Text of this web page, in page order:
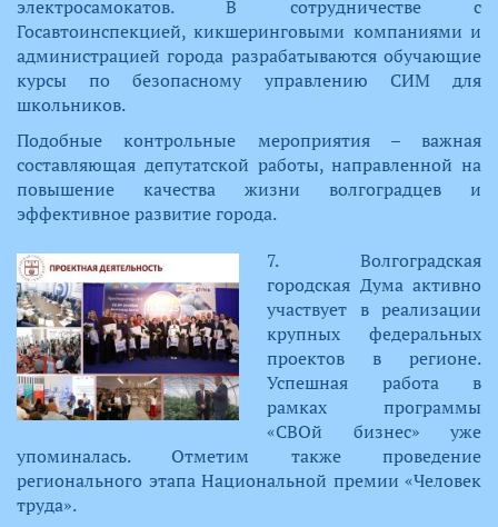
электросамокатов. В сотрудничестве с
Госавтоинспекцией, кикшеринговыми компаниями и
администрацией города разрабатываются обучающие
курсы по безопасному управлению СИМ для
школьников.
Подобные контрольные мероприятия – важная
составляющая депутатской работы, направленной на
повышение качества жизни волгоградцев и
эффективное развитие города.
​7. Волгоградская
городская Дума активно
участвует в реализации
крупных федеральных
проектов в регионе.
Успешная работа в
рамках программы
«СВОй бизнес» уже
упоминалась. Отметим также проведение
регионального этапа Национальной премии «Человек
труда».